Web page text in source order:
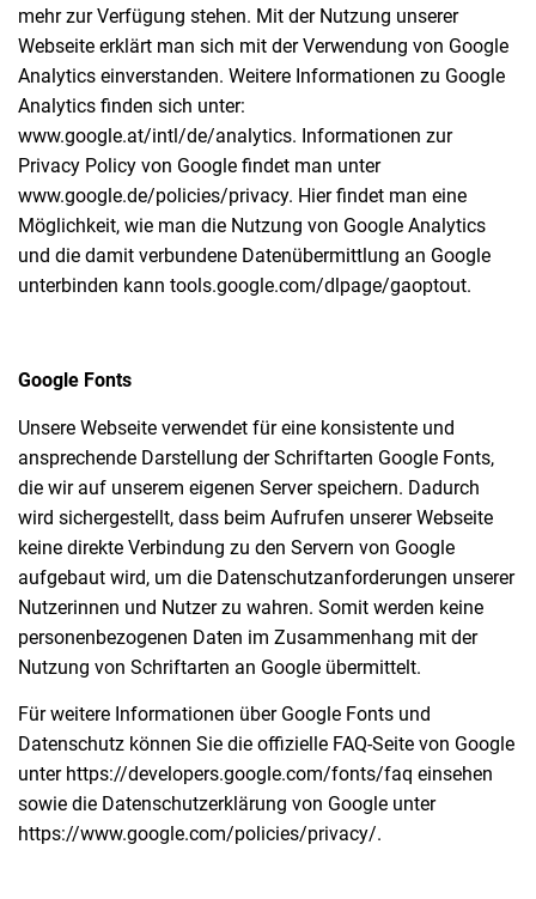
mehr zur Verfügung stehen. Mit der Nutzung unserer
Webseite erklärt man sich mit der Verwendung von Google
Analytics einverstanden. Weitere Informationen zu Google
Analytics finden sich unter:
www.google.at/intl/de/analytics. Informationen zur
Privacy Policy von Google findet man unter
www.google.de/policies/privacy. Hier findet man eine
Möglichkeit, wie man die Nutzung von Google Analytics
und die damit verbundene Datenübermittlung an Google
unterbinden kann tools.google.com/dlpage/gaoptout.
Google Fonts
Unsere Webseite verwendet für eine konsistente und
ansprechende Darstellung der Schriftarten Google Fonts,
die wir auf unserem eigenen Server speichern. Dadurch
wird sichergestellt, dass beim Aufrufen unserer Webseite
keine direkte Verbindung zu den Servern von Google
aufgebaut wird, um die Datenschutzanforderungen unserer
Nutzerinnen und Nutzer zu wahren. Somit werden keine
personenbezogenen Daten im Zusammenhang mit der
Nutzung von Schriftarten an Google übermittelt.
Für weitere Informationen über Google Fonts und
Datenschutz können Sie die offizielle FAQ-Seite von Google
unter https://developers.google.com/fonts/faq einsehen
sowie die Datenschutzerklärung von Google unter
https://www.google.com/policies/privacy/.